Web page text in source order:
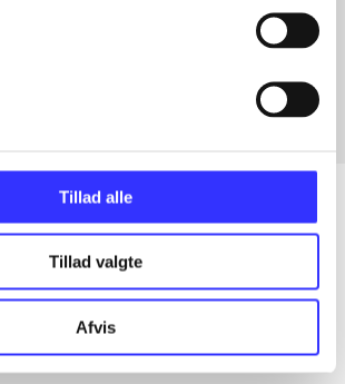
Tillad alle
Tillad valgte
Afvis
samme emner
artikler fordelt på udgivelser